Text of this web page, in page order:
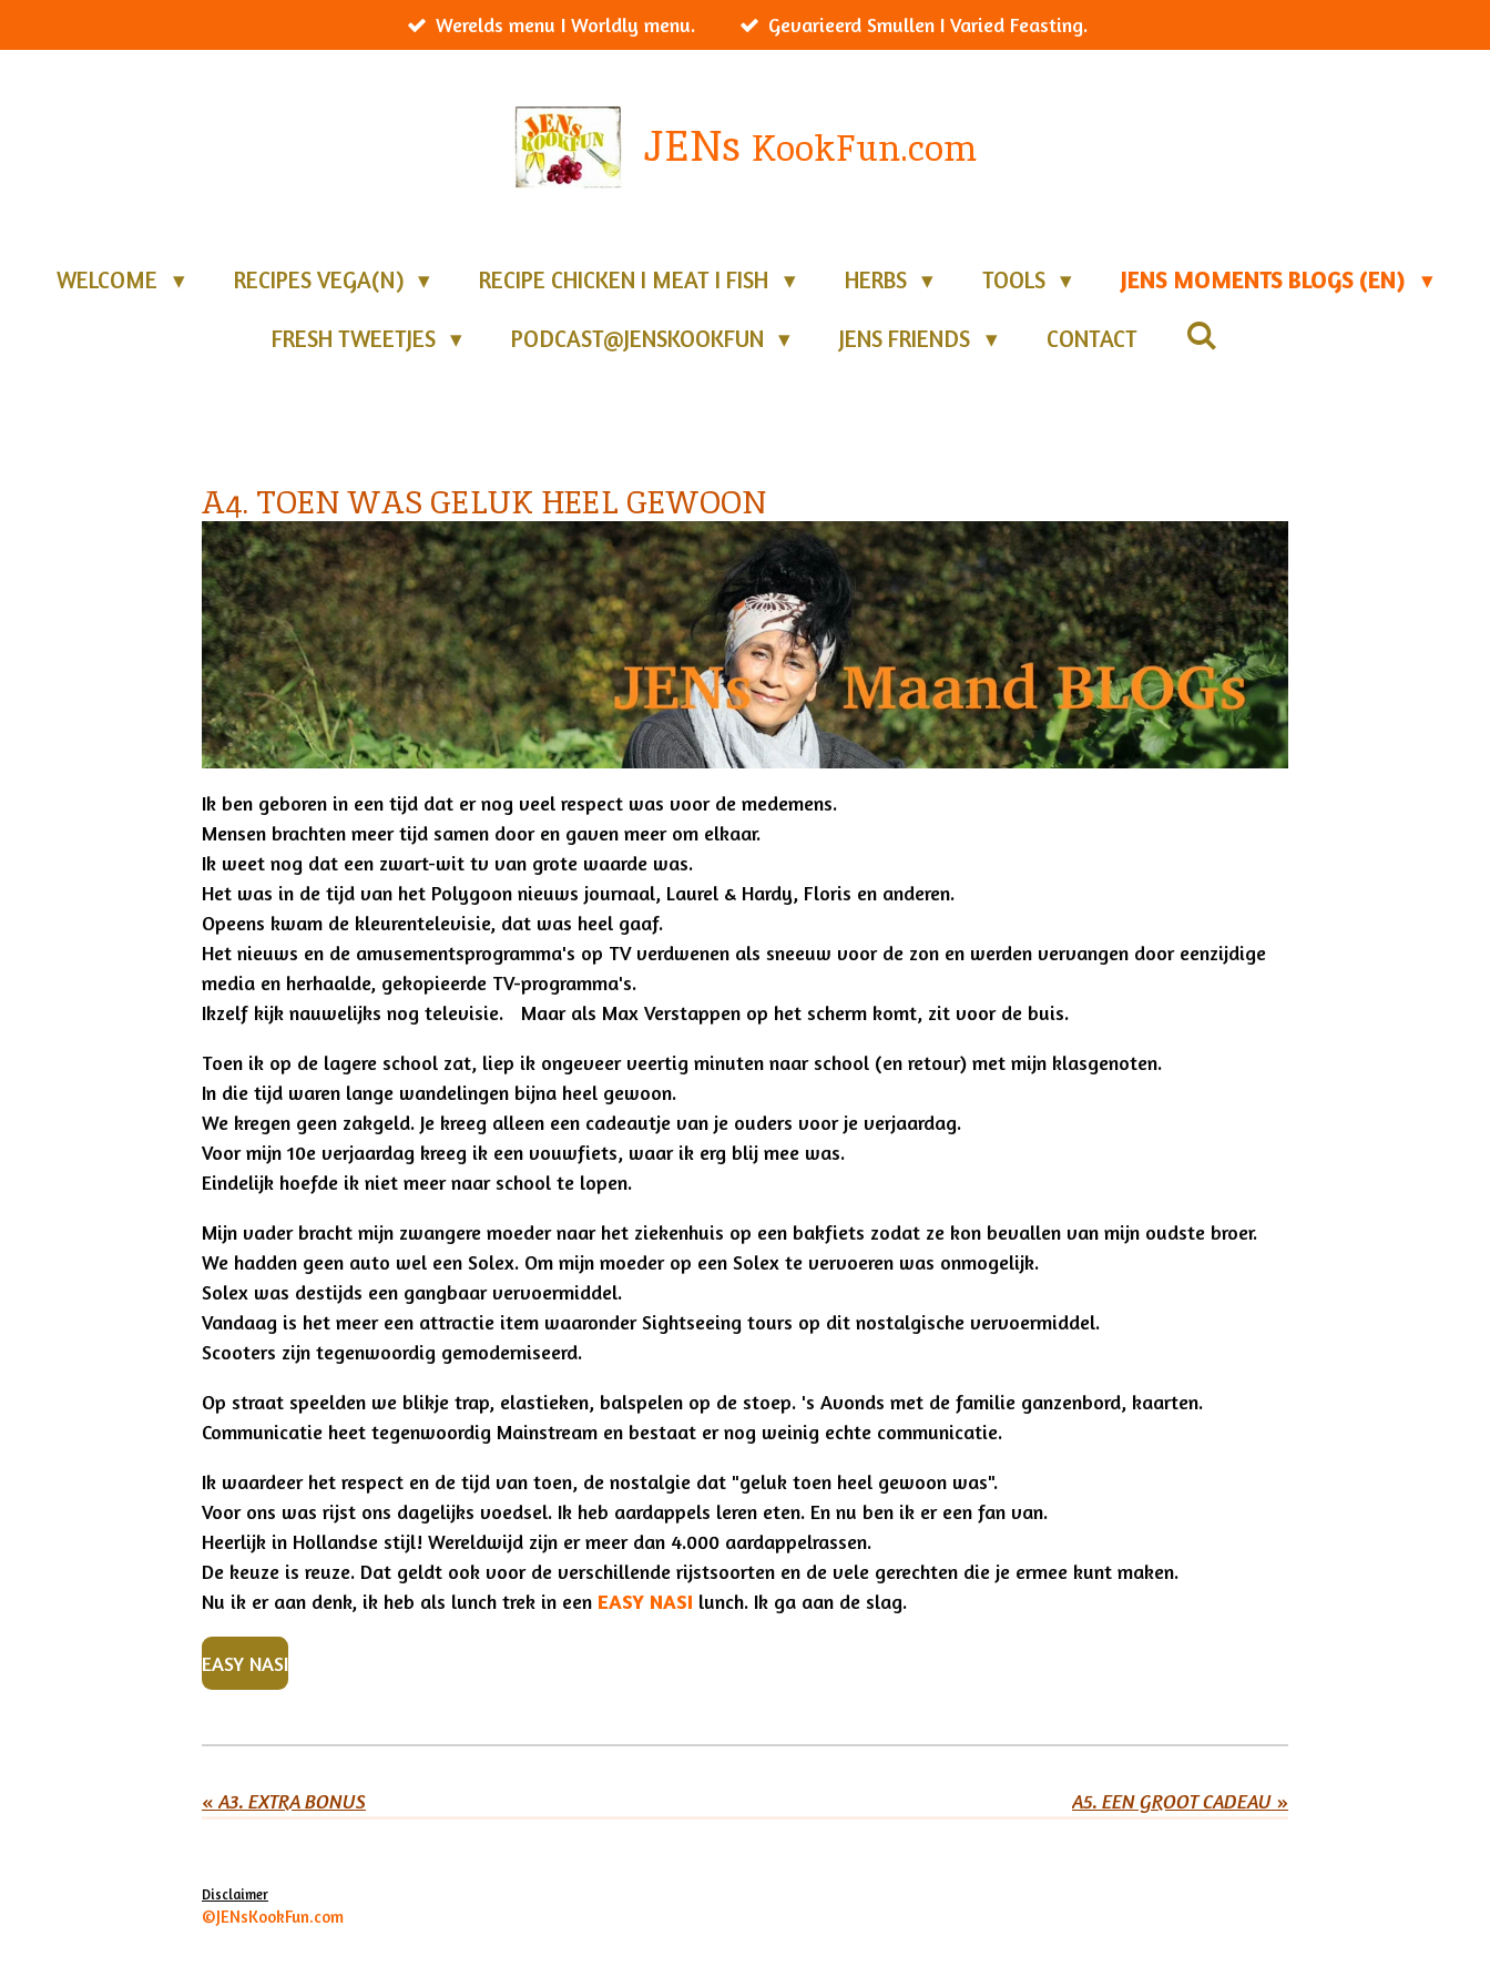
direct
Werelds menu I Worldly menu. Gevarieerd Smullen I Varied Feasting.
JENs KookFun.com
WELCOME RECIPES VEGA(N) RECIPE CHICKEN I MEAT I FISH HERBS TOOLS JENS MOMENTS BLOGS (EN)
FRESH TWEETJES PODCAST@JENSKOOKFUN JENS FRIENDS CONTACT
A4. TOEN WAS GELUK HEEL GEWOON
Ik ben geboren in een tijd dat er nog veel respect was voor de medemens.
Mensen brachten meer tijd samen door en gaven meer om elkaar.
Ik weet nog dat een zwart-wit tv van grote waarde was.
Het was in de tijd van het Polygoon nieuws journaal, Laurel & Hardy, Floris en anderen.
Opeens kwam de kleurentelevisie, dat was heel gaaf.
Het nieuws en de amusementsprogramma's op TV verdwenen als sneeuw voor de zon en werden vervangen door eenzijdige
media en herhaalde, gekopieerde TV-programma's.
Ikzelf kijk nauwelijks nog televisie. Maar als Max Verstappen op het scherm komt, zit voor de buis.
Toen ik op de lagere school zat, liep ik ongeveer veertig minuten naar school (en retour) met mijn klasgenoten.
In die tijd waren lange wandelingen bijna heel gewoon.
We kregen geen zakgeld. Je kreeg alleen een cadeautje van je ouders voor je verjaardag.
Voor mijn 10e verjaardag kreeg ik een vouwfiets, waar ik erg blij mee was.
Eindelijk hoefde ik niet meer naar school te lopen.
Mijn vader bracht mijn zwangere moeder naar het ziekenhuis op een bakfiets zodat ze kon bevallen van mijn oudste broer.
We hadden geen auto wel een Solex. Om mijn moeder op een Solex te vervoeren was onmogelijk.
Solex was destijds een gangbaar vervoermiddel.
Vandaag is het meer een attractie item waaronder Sightseeing tours op dit nostalgische vervoermiddel.
Scooters zijn tegenwoordig gemoderniseerd.
Op straat speelden we blikje trap, elastieken, balspelen op de stoep. 's Avonds met de familie ganzenbord, kaarten.
Communicatie heet tegenwoordig Mainstream en bestaat er nog weinig echte communicatie.
Ik waardeer het respect en de tijd van toen, de nostalgie dat "geluk toen heel gewoon was".
Voor ons was rijst ons dagelijks voedsel. Ik heb aardappels leren eten. En nu ben ik er een fan van.
Heerlijk in Hollandse stijl! Wereldwijd zijn er meer dan 4.000 aardappelrassen.
De keuze is reuze. Dat geldt ook voor de verschillende rijstsoorten en de vele gerechten die je ermee kunt maken.
Nu ik er aan denk, ik heb als lunch trek in een EASY NASI lunch. Ik ga aan de slag.
EASY NASI
« A3. EXTRA BONUS A5. EEN GROOT CADEAU »
Disclaimer
©JENsKookFun.com